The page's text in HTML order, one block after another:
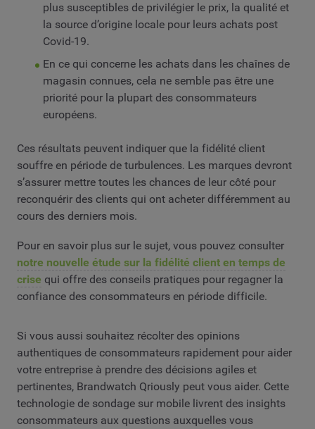
plus susceptibles de privilégier le prix, la qualité et
la source d’origine locale pour leurs achats post
Covid-19.
En ce qui concerne les achats dans les chaînes de
magasin connues, cela ne semble pas être une
priorité pour la plupart des consommateurs
européens.
Ces résultats peuvent indiquer que la fidélité client
souffre en période de turbulences. Les marques devront
s’assurer mettre toutes les chances de leur côté pour
reconquérir des clients qui ont acheter différemment au
cours des derniers mois.
Pour en savoir plus sur le sujet, vous pouvez consulter
notre nouvelle étude sur la fidélité client en temps de
crise qui offre des conseils pratiques pour regagner la
confiance des consommateurs en période difficile.
Si vous aussi souhaitez récolter des opinions
authentiques de consommateurs rapidement pour aider
votre entreprise à prendre des décisions agiles et
pertinentes, Brandwatch Qriously peut vous aider. Cette
technologie de sondage sur mobile livrent des insights
consommateurs aux questions auxquelles vous